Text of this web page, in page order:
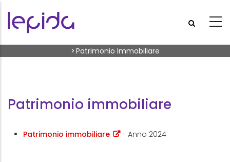
Breadcrumb
> Patrimonio Immobiliare
Patrimonio immobiliare
Patrimonio immobiliare - Anno 2024